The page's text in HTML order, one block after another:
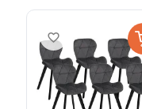
favorite_border